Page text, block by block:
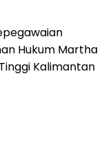
Hukum Martha
Kalimantan